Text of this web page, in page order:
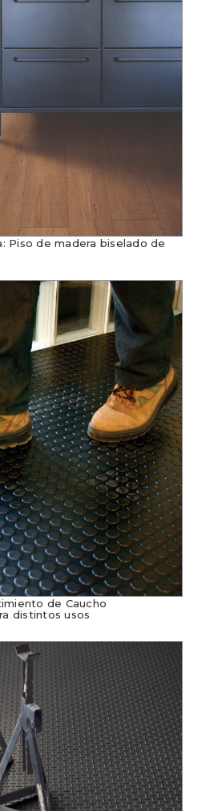
Piso de madera biselado de
de Caucho
distintos usos